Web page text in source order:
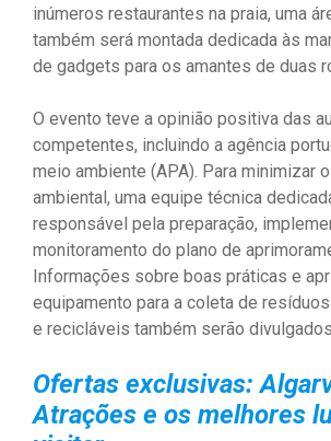
inúmeros restaurantes na praia, uma
também será montada dedicada às
de gadgets para os amantes de duas
O evento teve a opinião positiva das
competentes, incluindo a agência
meio ambiente (APA). Para minimizar
ambiental, uma equipe técnica
responsável pela preparação,
monitoramento do plano de
Informações sobre boas práticas e
equipamento para a coleta de
e recicláveis ​​também serão
Ofertas exclusivas:
Atrações e os melhores